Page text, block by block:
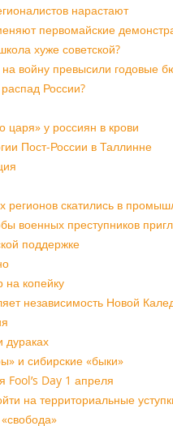
нарастают
первомайские
хуже советской?
войну превысили годовые
России?
царя» у россиян в крови
Пост-России в Таллинне
регионов скатились в
военных преступников
поддержке
на копейку
независимость Новой
дураках
и сибирские «быки»
Fool’s Day 1 апреля
на территориальные